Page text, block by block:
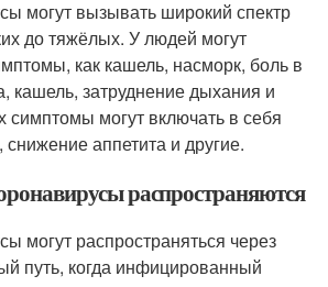
могут вызывать широкий спектр
до тяжёлых. У людей могут
как кашель, насморк, боль в
кашель, затруднение дыхания и
симптомы могут включать в себя
аппетита и другие.
распространяются
могут распространяться через
путь, когда инфицированный